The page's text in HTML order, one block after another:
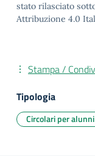
stato rilasciato
Attribuzione 4.0
Stampa /
Tipologia
Circolari per